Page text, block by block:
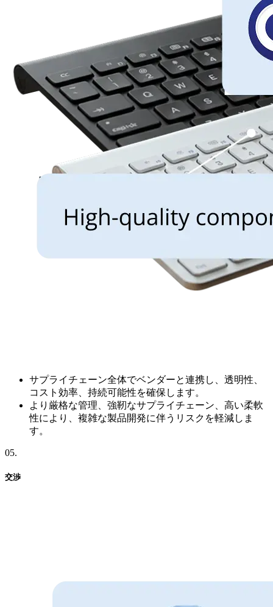
サプライチェーン全体でベンダーと連携し、透明性、
コスト効率、持続可能性を確保します。
より厳格な管理、強靭なサプライチェーン、高い柔軟
性により、複雑な製品開発に伴うリスクを軽減しま
す。
05.
交渉